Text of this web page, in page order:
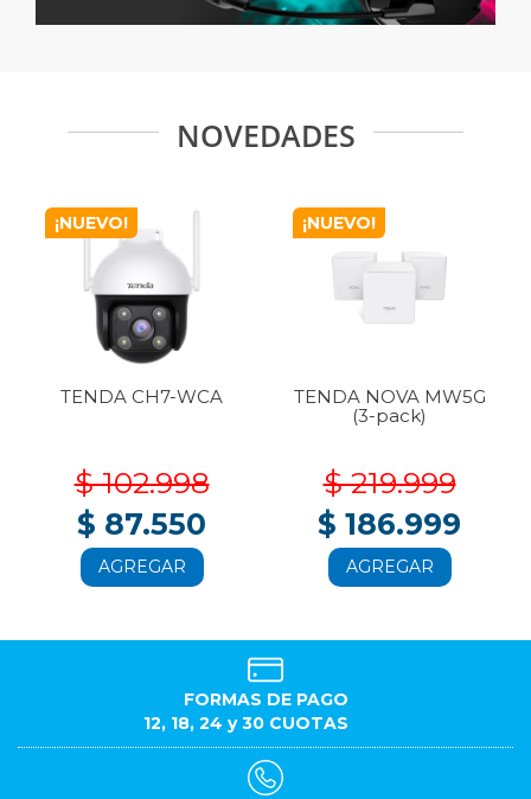
NOVEDADES
¡NUEVO!
TENDA CH7-WCA
$ 102.998
$ 87.550
AGREGAR
¡NUEVO!
TENDA NOVA MW5G
(3-pack)
$ 219.999
$ 186.999
AGREGAR
FORMAS DE PAGO
12, 18, 24 y 30 CUOTAS